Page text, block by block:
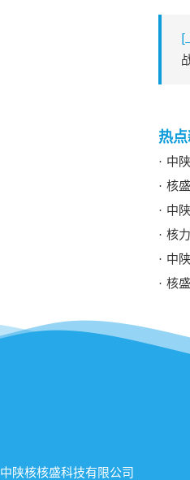
热点
中
核
中
核力
中
核
中陕核核盛科技有限公司